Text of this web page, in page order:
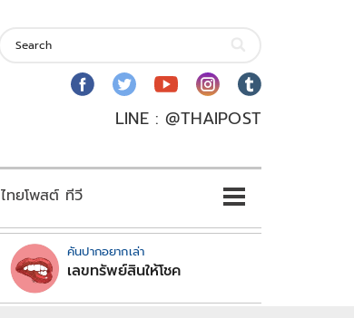
LINE : @THAIPOST
ไทยโพสต์ ทีวี
คันปากอยากเล่า
เลขทรัพย์สินให้โชค